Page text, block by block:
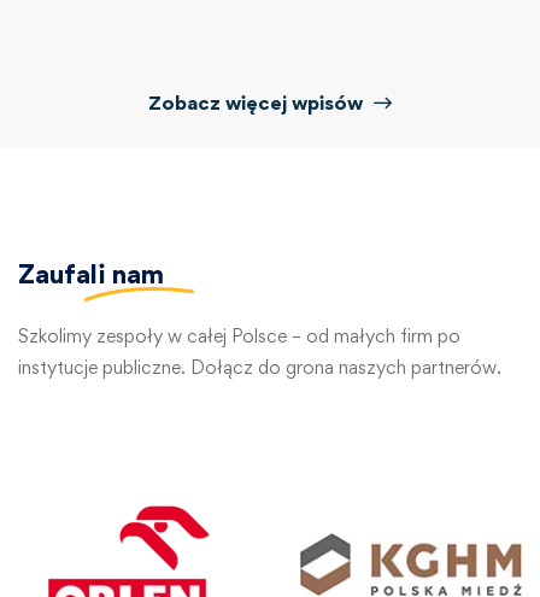
Zobacz więcej wpisów
Zaufali nam
Szkolimy zespoły w całej Polsce – od małych firm po
instytucje publiczne. Dołącz do grona naszych partnerów.